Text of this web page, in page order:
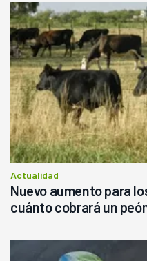
Actualidad
Nuevo aumento para
cuánto cobrará un